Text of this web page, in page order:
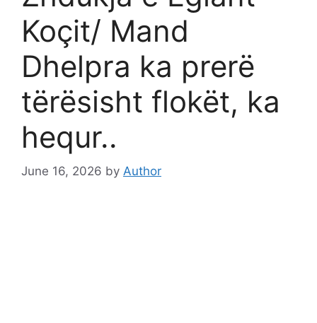
Koçit/ Mand
Dhelpra ka prerë
tërësisht flokët, ka
hequr..
June 16, 2026 by Author